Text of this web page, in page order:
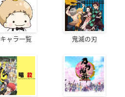
キャラ一覧 鬼滅の刃